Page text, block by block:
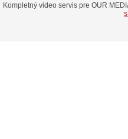
Kompletný video servis pre OUR